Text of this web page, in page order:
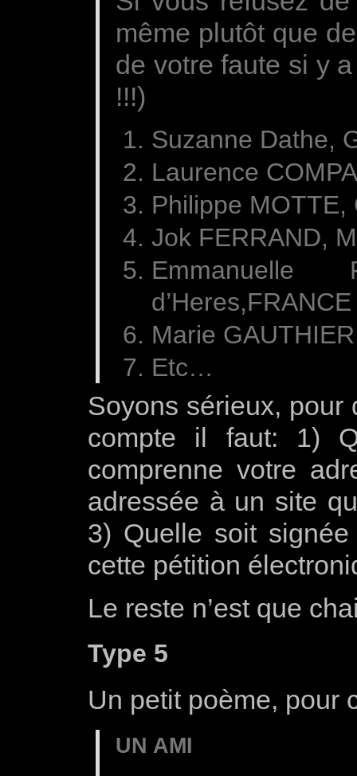
même plutôt que
de votre faute si y
!!!)
Suzanne Dathe,
Laurence
Philippe
Jok FERRAND,
d’Heres,FRANCE
Marie
Etc…
Soyons sérieux, pour
compte il faut: 1)
comprenne votre
adressée à un site
3) Quelle soit
cette pétition
Le reste n’est que
Type 5
Un petit poème, pour
UN AMI